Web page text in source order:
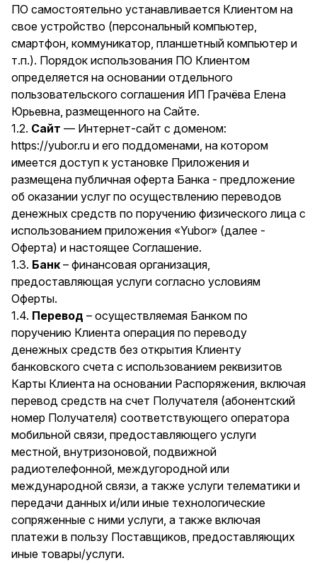
ПО самостоятельно устанавливается Клиентом на
свое устройство (персональный компьютер,
смартфон, коммуникатор, планшетный компьютер и
т.п.). Порядок использования ПО Клиентом
определяется на основании отдельного
пользовательского соглашения ИП Грачёва Елена
Юрьевна, размещенного на Сайте.
1.2. Сайт — Интернет-сайт с доменом:
https://yubor.ru и его поддоменами, на котором
имеется доступ к установке Приложения и
размещена публичная оферта Банка - предложение
об оказании услуг по осуществлению переводов
денежных средств по поручению физического лица с
использованием приложения «Yubor» (далее -
Оферта) и настоящее Соглашение.
1.3. Банк – финансовая организация,
предоставляющая услуги согласно условиям
Оферты.
1.4. Перевод – осуществляемая Банком по
поручению Клиента операция по переводу
денежных средств без открытия Клиенту
банковского счета с использованием реквизитов
Карты Клиента на основании Распоряжения, включая
перевод средств на счет Получателя (абонентский
номер Получателя) соответствующего оператора
мобильной связи, предоставляющего услуги
местной, внутризоновой, подвижной
радиотелефонной, междугородной или
международной связи, а также услуги телематики и
передачи данных и/или иные технологические
сопряженные с ними услуги, а также включая
платежи в пользу Поставщиков, предоставляющих
иные товары/услуги.